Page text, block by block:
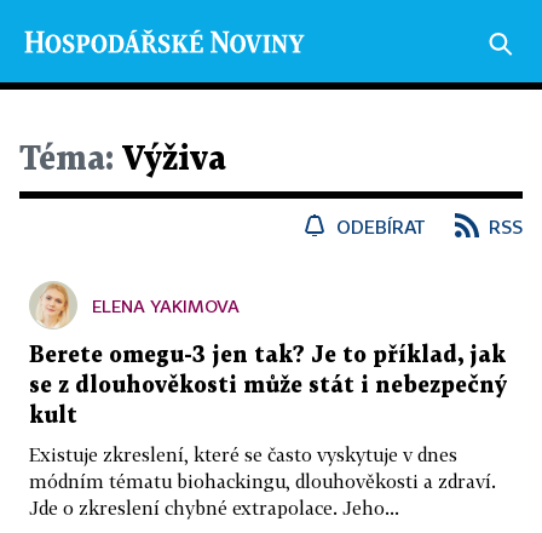
Téma: Výživa
ODEBÍRAT RSS
ELENA YAKIMOVA
Berete omegu-3 jen tak? Je to příklad, jak
se z dlouhověkosti může stát i nebezpečný
kult
Existuje zkreslení, které se často vyskytuje v dnes
módním tématu biohackingu, dlouhověkosti a zdraví.
Jde o zkreslení chybné extrapolace. Jeho...